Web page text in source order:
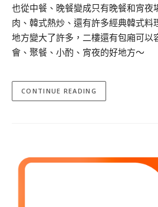
也從中餐、晚餐變成只有晚餐和宵夜
肉、韓式熱炒、還有許多經典韓式料
地方變大了許多，二樓還有包廂可以
會、聚餐、小酌、宵夜的好地方～
CONTINUE READING